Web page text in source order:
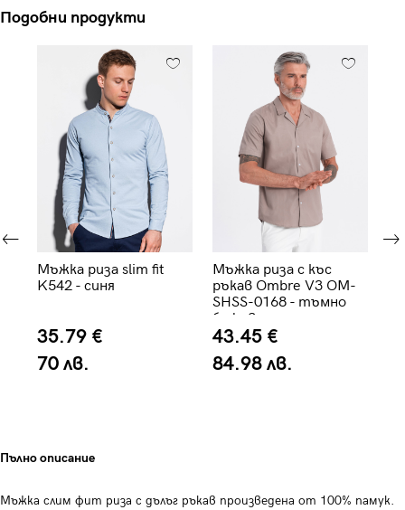
Подобни продукти
Мъжка риза slim fit
K542 - синя
35.79 €
70 лв.
Мъжка риза с къс
ръкав Ombre V3 OM-
SHSS-0168 - тъмно
бежова
43.45 €
84.98 лв.
Пълно описание
Мъжка слим фит риза с дълъг ръкав произведена от 100% памук.